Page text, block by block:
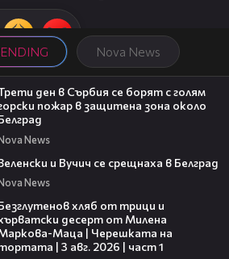
Nova News
ден в Сърбия се борят с голям
пожар в защитена зона около
News
и Вучич се срещнаха в Белград
News
хляб от трици и
десерт от Милена
Маца | Черешката на
| 3 авг. 2026 | част 1